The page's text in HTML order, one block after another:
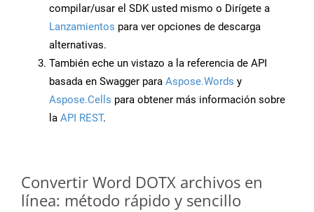
compilar/usar el SDK usted mismo o Dirígete a
Lanzamientos para ver opciones de descarga
alternativas.
También eche un vistazo a la referencia de API
basada en Swagger para Aspose.Words y
Aspose.Cells para obtener más información sobre
la API REST.
Convertir Word DOTX archivos en
línea: método rápido y sencillo